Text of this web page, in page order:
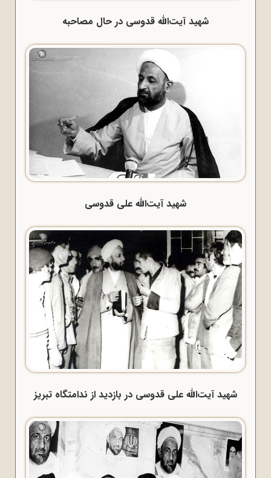
شهید آیت‌الله قدوسی در حال مصاحبه
شهید آیت‌الله علی قدوسی
شهید آیت‌الله علی قدوسی در بازدید از ندامتگاه تبریز